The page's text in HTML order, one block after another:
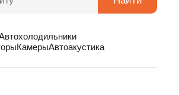
КамерыАвтоакустика